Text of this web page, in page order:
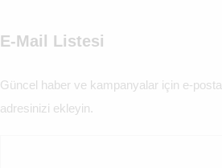
E-Mail Listesi
Güncel haber ve kampanyalar için e-posta
adresinizi ekleyin.